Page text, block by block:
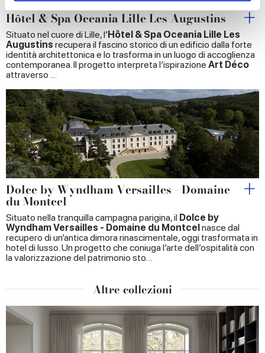
We use cookies to personalise content and ads, to
provide social media features and to analyse our traffic.
We also share information about your use of our site with
our social media, advertising and analytics partners who
provided to them or that they’ve collected from your use
of their services.
Hôtel & Spa Oceania Lille Les Augustins
Situato nel cuore di Lille, l’Hôtel & Spa Oceania Lille Les
Augustins recupera il fascino storico di un edificio dalla forte
identità architettonica e lo trasforma in un luogo di accoglienza
contemporanea. Il progetto interpreta l’ispirazione Art Déco
attraverso …
Dolce by Wyndham Versailles - Domaine
du Montcel
Situato nella tranquilla campagna parigina, il Dolce by
Wyndham Versailles - Domaine du Montcel nasce dal
recupero di un’antica dimora rinascimentale, oggi trasformata in
hotel di lusso. Un progetto che coniuga l’arte dell’ospitalità con
la valorizzazione del patrimonio sto…
Altre collezioni